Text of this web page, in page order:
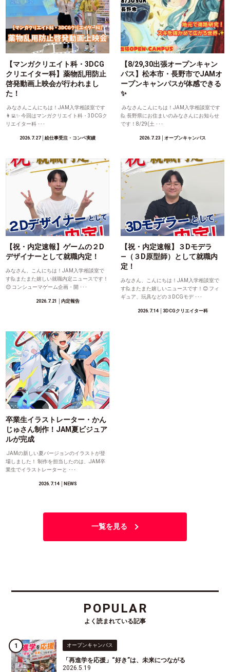
【マンガクリエイト科・3DCG
クリエイター科】薬物乱用防止
啓発動画上映会が行われまし
た！
みなさんこんにちは！JAM入学相談室です
👩‍💻✨ 今回はマンガクリエイト科・3DCGク
リエイター科 ･･･
2026.7.27│絵仕事受注・コンペ実績
【8/29,30出張オープンキャン
パス】松本市・長野市でJAMオ
ープンキャンパスが体感できる
✨
みなさんこんにちは！JAM入学相談室です
🙋 長野県にお住まいのみなさんにお知らせ
です！8/29(土 ･･･
2026.7.23 │オープンキャンパス
【祝・内定速報】ゲームの２D
デザイナーとして就職内定！
みなさん、こんにちは！JAM入学相談室で
す🙋またまた嬉しい就職内定ニュースです！
😊 コンシューマゲーム企画・開 ･･･
2026.7.21 │内定報告
【祝・内定速報】３Dモデラ
―（３D原型師）として就職内
定！
みなさん、こんにちは！JAM入学相談室で
す🙋またまた嬉しいニュースです！😊 フィ
ギュア、玩具などの３DCGモデ ･･･
2026.7.14│3DCGクリエイター科
卒業生イラストレーター・かん
じゅさん制作！JAM夏ビジュア
ルが完成
JAMの新しい夏バージョンのイラストが登
場しました！ 制作を担当したのは、JAM卒
業生でイラストレーターと ･･･
2026.7.14│NEWS
一覧を見る
POPULAR
よく読まれている記事
オープンキャンパス
「再進学を応援」“好き”は、未来につながる
2026.5.19